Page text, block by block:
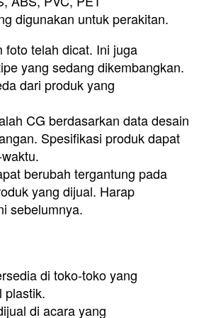
digunakan untuk perakitan.
foto telah dicat. Ini juga
yang sedang dikembangkan.
dari produk yang
CG berdasarkan data desain
Spesifikasi produk dapat
berubah tergantung pada
yang dijual. Harap
sebelumnya.
di toko-toko yang
plastik.
di acara yang